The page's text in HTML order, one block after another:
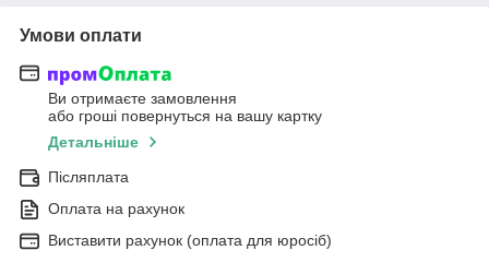
Умови оплати
Ви отримаєте замовлення
або гроші повернуться на вашу картку
Детальніше
Післяплата
Оплата на рахунок
Виставити рахунок (оплата для юросіб)